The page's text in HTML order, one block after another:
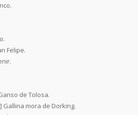
Felipe.
de Tolosa.
Gallina mora de Dorking.